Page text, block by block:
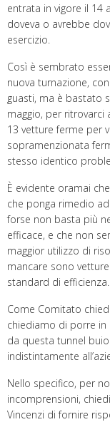
entrata in vigore il 14
doveva o avrebbe
esercizio.
Così è sembrato
nuova turnazione,
guasti, ma è bastato
maggio, per ritrovarci
13 vetture ferme per
sopramenzionata
stesso identico
È evidente oramai
che ponga rimedio
forse non basta più
efficace, e che non
maggior utilizzo di
mancare sono
standard di efficienza.
Come Comitato
chiediamo di porre in
da questa tunnel
indistintamente
Nello specifico, per
incomprensioni,
Vincenzi di fornire